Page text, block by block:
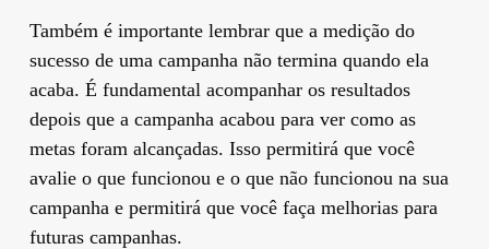
Também é importante lembrar que a medição do
sucesso de uma campanha não termina quando ela
acaba. É fundamental acompanhar os resultados
depois que a campanha acabou para ver como as
metas foram alcançadas. Isso permitirá que você
avalie o que funcionou e o que não funcionou na sua
campanha e permitirá que você faça melhorias para
futuras campanhas.